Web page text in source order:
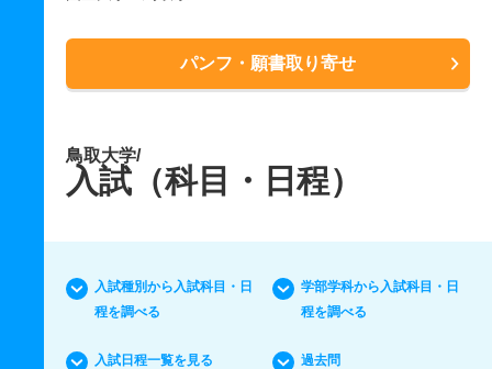
パンフ・願書取り寄せ
鳥取大学/
入試（科目・日程）
入試種別から入試科目・日
程を調べる
学部学科から入試科目・日
程を調べる
入試日程一覧を見る 過去問